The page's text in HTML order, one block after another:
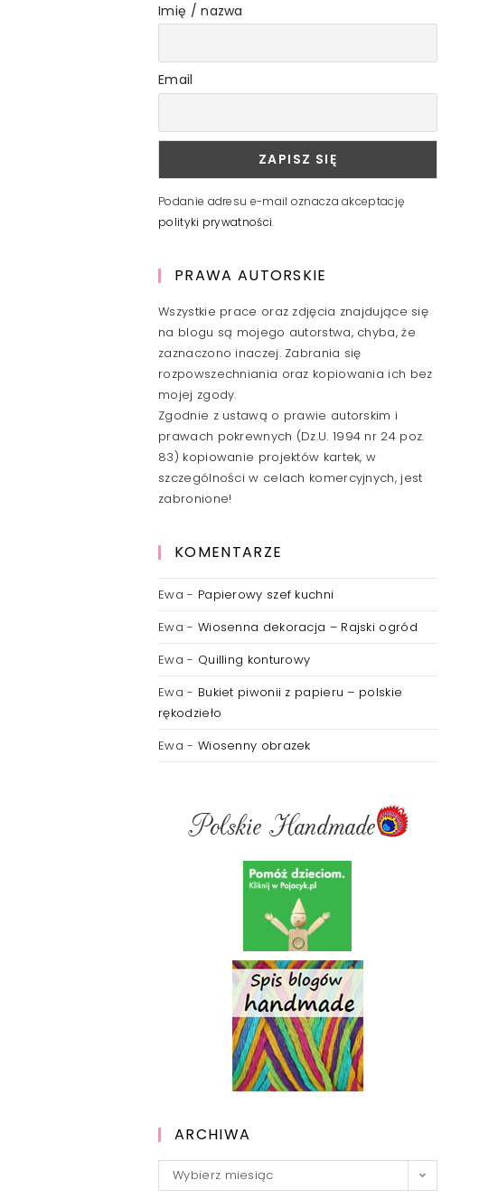
Imię / nazwa
Email
Podanie adresu e-mail oznacza akceptację
polityki prywatności.
PRAWA AUTORSKIE
Wszystkie prace oraz zdjęcia znajdujące się
na blogu są mojego autorstwa, chyba, że
zaznaczono inaczej. Zabrania się
rozpowszechniania oraz kopiowania ich bez
mojej zgody.
Zgodnie z ustawą o prawie autorskim i
prawach pokrewnych (Dz.U. 1994 nr 24 poz.
83) kopiowanie projektów kartek, w
szczególności w celach komercyjnych, jest
zabronione!
KOMENTARZE
Ewa - Papierowy szef kuchni
Ewa - Wiosenna dekoracja – Rajski ogród
Ewa - Quilling konturowy
Ewa - Bukiet piwonii z papieru – polskie
rękodzieło
Ewa - Wiosenny obrazek
ARCHIWA
Archiwa
Wybierz miesiąc